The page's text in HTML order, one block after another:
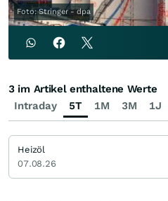
Foto: Stringer - dpa
Intraday 5T 1M 3M 1J
3 im Artikel enthaltene Werte
Heizöl
07.08.26